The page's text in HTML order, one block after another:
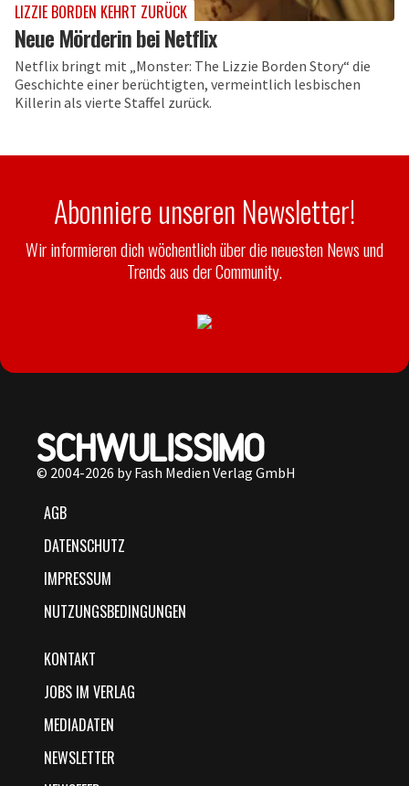
LIZZIE BORDEN KEHRT ZURÜCK
Neue Mörderin bei Netflix
Netflix bringt mit „Monster: The Lizzie Borden Story“ die
Geschichte einer berüchtigten, vermeintlich lesbischen
Killerin als vierte Staffel zurück.
Abonniere unseren Newsletter!
Wir informieren dich wöchentlich über die neuesten News und
Trends aus der Community.
© 2004-2026 by Fash Medien Verlag GmbH
AGB
DATENSCHUTZ
IMPRESSUM
NUTZUNGSBEDINGUNGEN
KONTAKT
JOBS IM VERLAG
MEDIADATEN
NEWSLETTER